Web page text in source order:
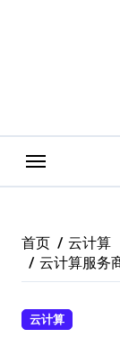
首页
云计算
云计算服务
云计算